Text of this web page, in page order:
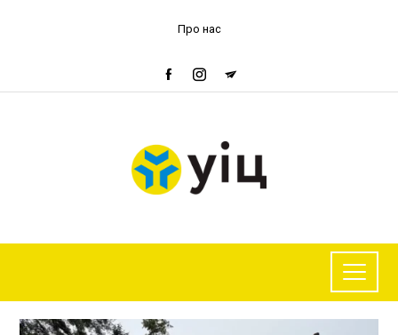
Про нас